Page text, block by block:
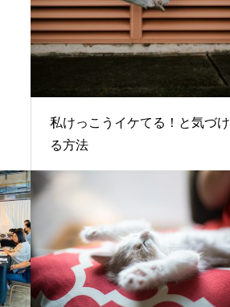
私けっこうイケてる！と気づけ
る方法